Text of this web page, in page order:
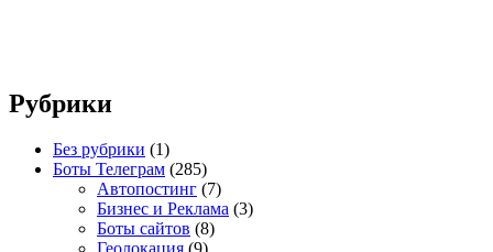
Рубрики
Без рубрики (1)
Боты Телеграм (285)
Автопостинг (7)
Бизнес и Реклама (3)
Боты сайтов (8)